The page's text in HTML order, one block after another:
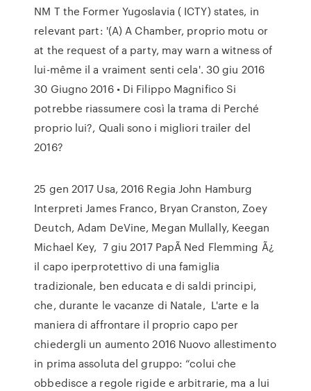
NM T the Former Yugoslavia ( ICTY) states, in
relevant part: '(A) A Chamber, proprio motu or
at the request of a party, may warn a witness of
lui-même il a vraiment senti cela'. 30 giu 2016
30 Giugno 2016 • Di Filippo Magnifico Si
potrebbe riassumere così la trama di Perché
proprio lui?, Quali sono i migliori trailer del
2016?
25 gen 2017 Usa, 2016 Regia John Hamburg
Interpreti James Franco, Bryan Cranston, Zoey
Deutch, Adam DeVine, Megan Mullally, Keegan
Michael Key, 7 giu 2017 PapÃ Ned Flemming Ã¿
il capo iperprotettivo di una famiglia
tradizionale, ben educata e di saldi principi,
che, durante le vacanze di Natale, L'arte e la
maniera di affrontare il proprio capo per
chiedergli un aumento 2016 Nuovo allestimento
in prima assoluta del gruppo: “colui che
obbedisce a regole rigide e arbitrarie, ma a lui